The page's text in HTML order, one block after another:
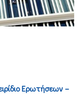
Ερωτήσεων –